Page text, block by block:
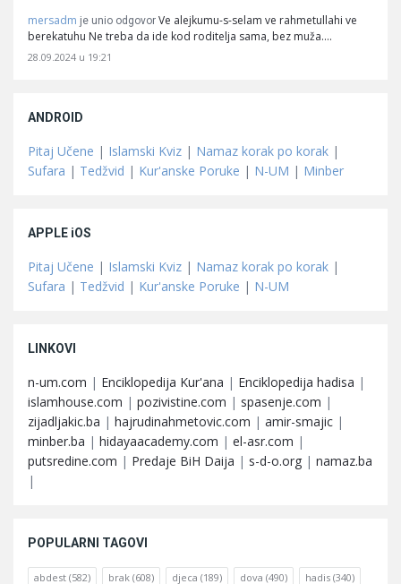
mersadm je unio odgovor Ve alejkumu-s-selam ve rahmetullahi ve
berekatuhu Ne treba da ide kod roditelja sama, bez muža.…
28.09.2024 u 19:21
ANDROID
Pitaj Učene | Islamski Kviz | Namaz korak po korak |
Sufara | Tedžvid | Kur'anske Poruke | N-UM | Minber
APPLE iOS
Pitaj Učene | Islamski Kviz | Namaz korak po korak |
Sufara | Tedžvid | Kur'anske Poruke | N-UM
LINKOVI
n-um.com | Enciklopedija Kur'ana | Enciklopedija hadisa |
islamhouse.com | pozivistine.com | spasenje.com |
zijadljakic.ba | hajrudinahmetovic.com | amir-smajic |
minber.ba | hidayaacademy.com | el-asr.com |
putsredine.com | Predaje BiH Daija | s-d-o.org | namaz.ba
|
POPULARNI TAGOVI
abdest (582) brak (608) djeca (189) dova (490) hadis (340)